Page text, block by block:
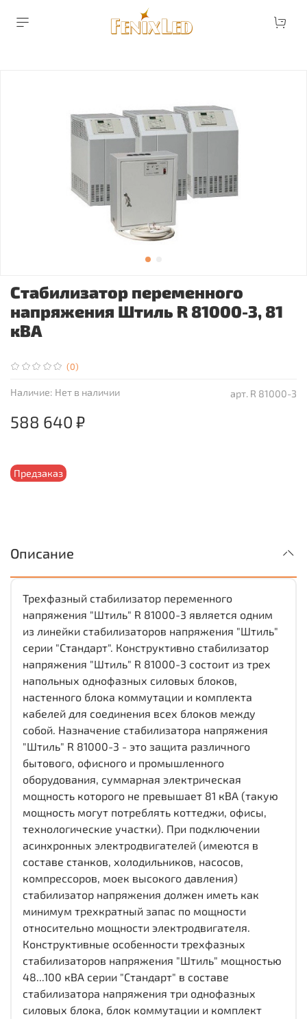
(0)
арт. R 81000-3
Наличие: Нет в наличии
Предзаказ
Стабилизатор переменного
напряжения Штиль R 81000-3, 81
кВА
588 640 ₽
Описание
Трехфазный стабилизатор переменного
напряжения "Штиль" R 81000-3 является одним
из линейки стабилизаторов напряжения "Штиль"
серии "Стандарт". Конструктивно стабилизатор
напряжения "Штиль" R 81000-3 состоит из трех
напольных однофазных силовых блоков,
настенного блока коммутации и комплекта
кабелей для соединения всех блоков между
собой. Назначение стабилизатора напряжения
"Штиль" R 81000-3 - это защита различного
бытового, офисного и промышленного
оборудования, суммарная электрическая
мощность которого не превышает 81 кВА (такую
мощность могут потреблять коттеджи, офисы,
технологические участки). При подключении
асинхронных электродвигателей (имеются в
составе станков, холодильников, насосов,
компрессоров, моек высокого давления)
стабилизатор напряжения должен иметь как
минимум трехкратный запас по мощности
относительно мощности электродвигателя.
Конструктивные особенности трехфазных
стабилизаторов напряжения "Штиль" мощностью
48...100 кВА серии "Стандарт" в составе
стабилизатора напряжения три однофазных
силовых блока, блок коммутации и комплект